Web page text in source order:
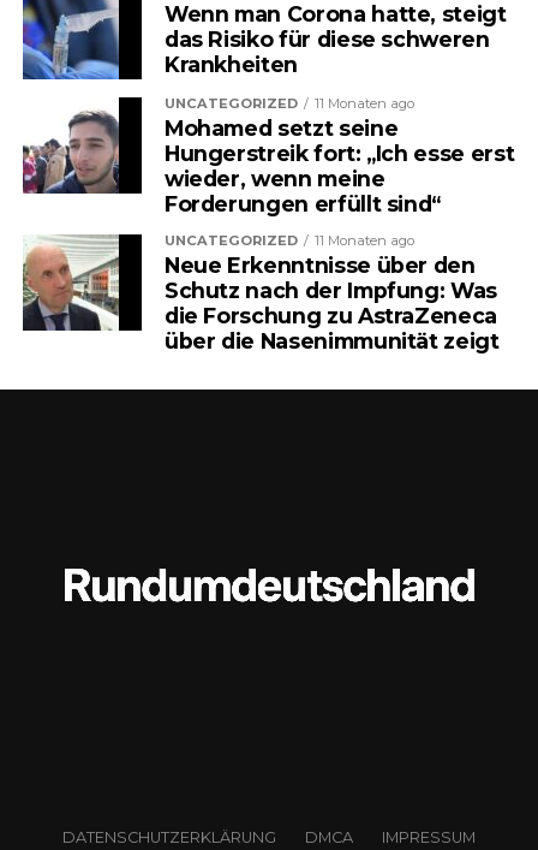
steht eine Maßnahme, die viele
direkt betreffen würde: die
Erhöhung des sogenannten
Eigenrisikos.
Was zunächst technisch klingt,
könnte für Millionen Menschen
ganz konkrete Auswirkungen
haben – und eine Debatte
auslösen, die weit über Zahlen
Was bedeutet „Eigenrisiko“
Wenn man Corona hatte, steigt
das Risiko für diese schweren
Krankheiten
UNCATEGORIZED 11 Monaten ago
Mohamed setzt seine
Hungerstreik fort: „Ich esse erst
wieder, wenn meine
Forderungen erfüllt sind“
UNCATEGORIZED 11 Monaten ago
Neue Erkenntnisse über den
Schutz nach der Impfung: Was
die Forschung zu AstraZeneca
über die Nasenimmunität zeigt
DATENSCHUTZERKLÄRUNG DMCA IMPRESSUM